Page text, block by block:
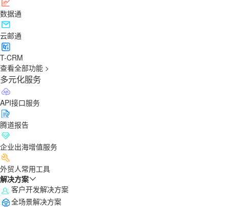
数据通
云邮通
T-CRM
查看全部功能 >
多元化服务
API接口服务
腾道报告
企业出海增值服务
外贸人常用工具
解决方案
客户开发解决方案
全场景解决方案